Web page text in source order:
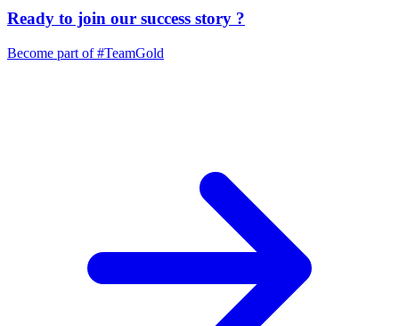
Ready to join our success story ?
Become part of#TeamGold